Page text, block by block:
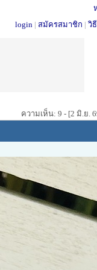
login | สมัครสมาชิก | วิ
ความเห็น: 9 - [2 มิ.ย.